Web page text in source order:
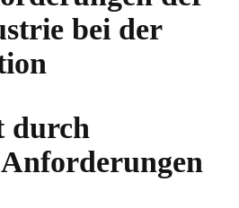
bei der
durch